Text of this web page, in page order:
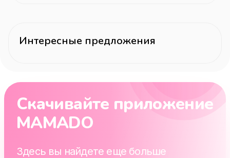
Интересные предложения
Скачивайте приложение
MAMADO
Здесь вы найдете еще больше